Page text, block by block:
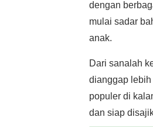
dengan
mulai sadar
anak.
Dari sanalah
dianggap
populer di
dan siap